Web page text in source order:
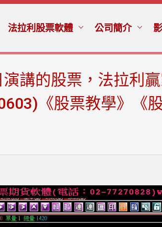
法拉利股票軟體 公司簡介
演講的股票，法拉利
《股票教學》《